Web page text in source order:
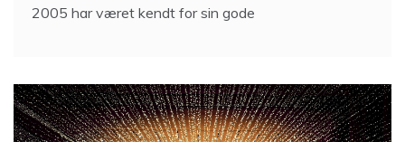
2005 har været kendt for sin gode